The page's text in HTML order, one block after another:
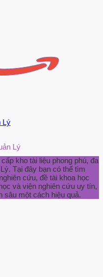
Lý
Lý
kho tài liệu phong phú, đa
Tại đây bạn có thể tìm
cứu, đề tài khoa học
và viện nghiên cứu uy tín,
sâu một cách hiệu quả.